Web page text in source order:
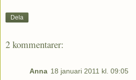
Dela
2 kommentarer:
Anna 18 januari 2011 kl. 09:05